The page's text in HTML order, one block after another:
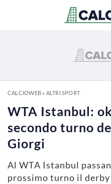
CALCIOWEB» ALTRI SPORT
WTA Istanbul:
secondo turno
Giorgi
Al WTA Istanbul
prossimo turno il